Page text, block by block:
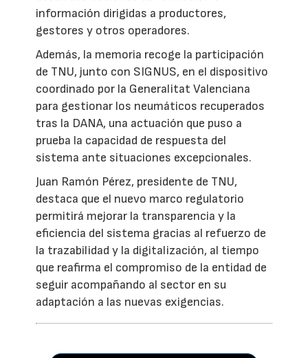
información dirigidas a productores,
gestores y otros operadores.
Además, la memoria recoge la participación
de TNU, junto con SIGNUS, en el dispositivo
coordinado por la Generalitat Valenciana
para gestionar los neumáticos recuperados
tras la DANA, una actuación que puso a
prueba la capacidad de respuesta del
sistema ante situaciones excepcionales.
Juan Ramón Pérez, presidente de TNU,
destaca que el nuevo marco regulatorio
permitirá mejorar la transparencia y la
eficiencia del sistema gracias al refuerzo de
la trazabilidad y la digitalización, al tiempo
que reafirma el compromiso de la entidad de
seguir acompañando al sector en su
adaptación a las nuevas exigencias.